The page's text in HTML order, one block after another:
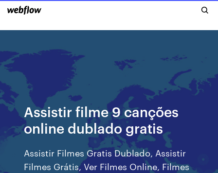
Assistir filme 9 canções
online dublado gratis
Assistir Filmes Gratis Dublado, Assistir
Filmes Grátis, Ver Filmes Online, Filmes